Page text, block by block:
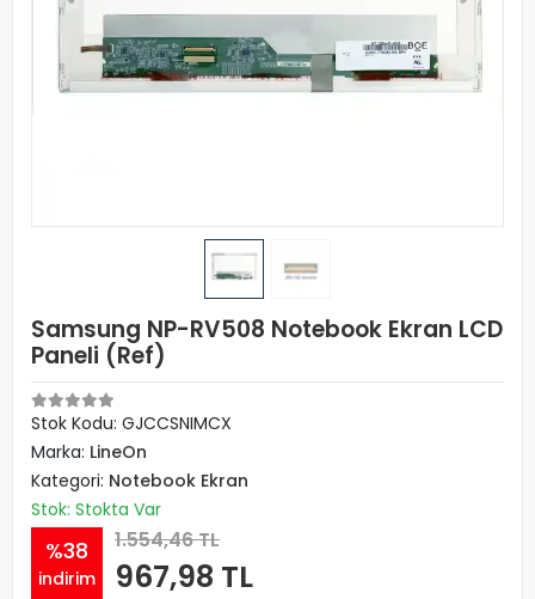
Samsung NP-RV508 Notebook Ekran LCD
Paneli (Ref)
Stok Kodu: GJCCSNIMCX
Marka: LineOn
Kategori: Notebook Ekran
Stok: Stokta Var
%38
indirim
1.554,46 TL
967,98 TL